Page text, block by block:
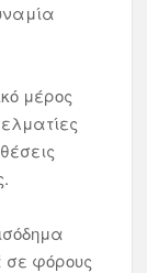
μέρος
σε φόρους